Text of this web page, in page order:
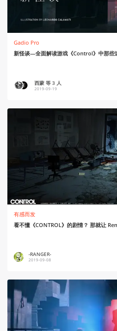
Gadio Pro
新怪谈—全面解读游戏《Control》中那些
西蒙 等 3 人
2019-09-19
有感而发
看不懂《CONTROL》的剧情？ 那就让
-RANGER-
2019-09-08